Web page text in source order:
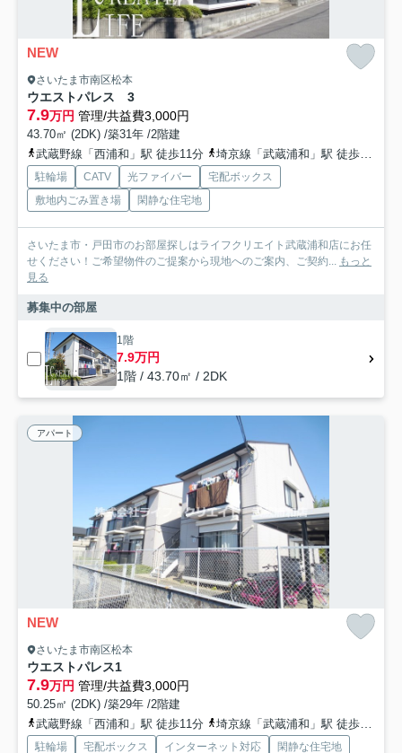
NEW
さいたま市南区松本
ウエストパレス 3
7.9万円 管理/共益費3,000円
43.70㎡ (2DK) /築31年 /2階建
武蔵野線「西浦和」駅 徒歩11分
埼京線「武蔵浦和」駅 徒歩27分
駐輪場 CATV 光ファイバー
宅配ボックス
敷地内ごみ置き場
閑静な住宅地
さいたま市・戸田市のお部屋探しはライフクリエイト武蔵浦和店にお任
せください！ご希望物件のご提案から現地へのご案内、ご契約... もっと
見る
募集中の部屋
1階
7.9万円
1階 / 43.70㎡ / 2DK
アパート
NEW
さいたま市南区松本
ウエストパレス1
7.9万円 管理/共益費3,000円
50.25㎡ (2DK) /築29年 /2階建
武蔵野線「西浦和」駅 徒歩11分
埼京線「武蔵浦和」駅 徒歩27分
駐輪場 宅配ボックス インターネット対応 閑静な住宅地